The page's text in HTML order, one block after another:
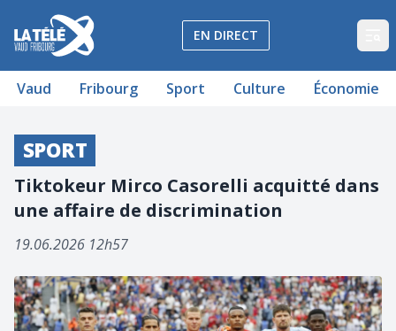
La Télé - Télévision régionale Vaud et Fribourg
EN DIRECT
Vaud Fribourg Sport Culture Économie
SPORT
Tiktokeur Mirco Casorelli acquitté dans
une affaire de discrimination
19.06.2026 12h57